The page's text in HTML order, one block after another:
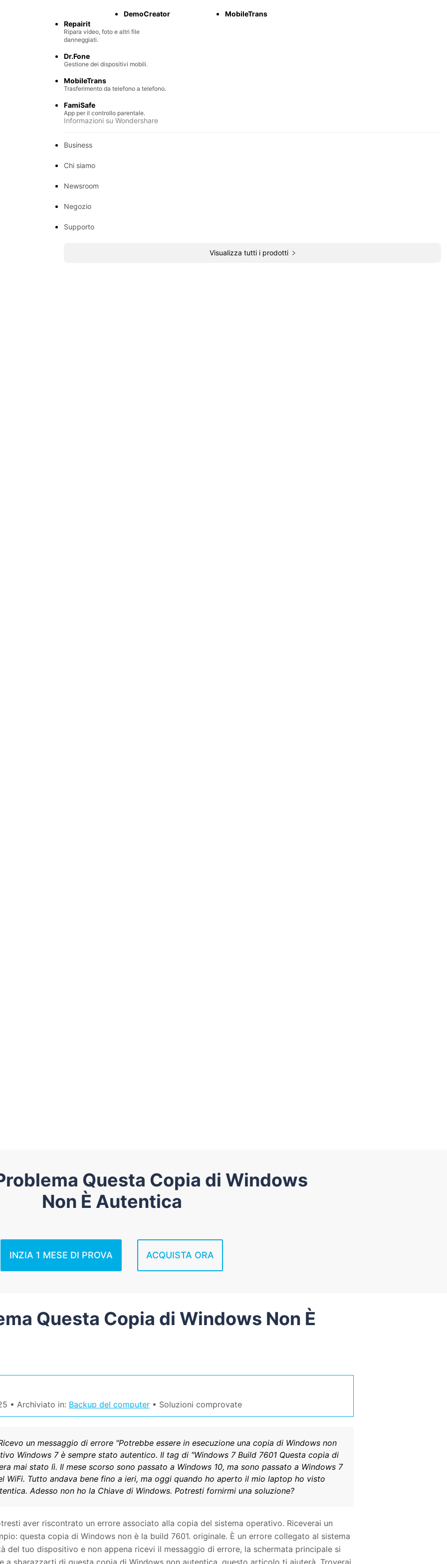
Repairit
Ripara video, foto e altri file
danneggiati.
Dr.Fone
Gestione dei dispositivi mobili.
MobileTrans
Trasferimento da telefono a telefono.
FamiSafe
App per il controllo parentale.
Informazioni su Wondershare
Business
Chi siamo
Newsroom
Negozio
Supporto
Visualizza tutti i prodotti
DemoCreator MobileTrans
Questa Copia di Windows
Non È Autentica
INZIA 1 MESE DI PROVA ACQUISTA ORA
Questa Copia di Windows Non È
• Archiviato in: Backup del computer • Soluzioni comprovate
un messaggio di errore "Potrebbe essere in esecuzione una copia di Windows non
Windows 7 è sempre stato autentico. Il tag di "Windows 7 Build 7601 Questa copia di
mai stato lì. Il mese scorso sono passato a Windows 10, ma sono passato a Windows 7
WiFi. Tutto andava bene fino a ieri, ma oggi quando ho aperto il mio laptop ho visto
Adesso non ho la Chiave di Windows. Potresti fornirmi una soluzione?
aver riscontrato un errore associato alla copia del sistema operativo. Riceverai un
questa copia di Windows non è la build 7601. originale. È un errore collegato al sistema
del tuo dispositivo e non appena ricevi il messaggio di errore, la schermata principale si
a sbarazzarti di questa copia di Windows non autentica, questo articolo ti aiuterà. Troverai